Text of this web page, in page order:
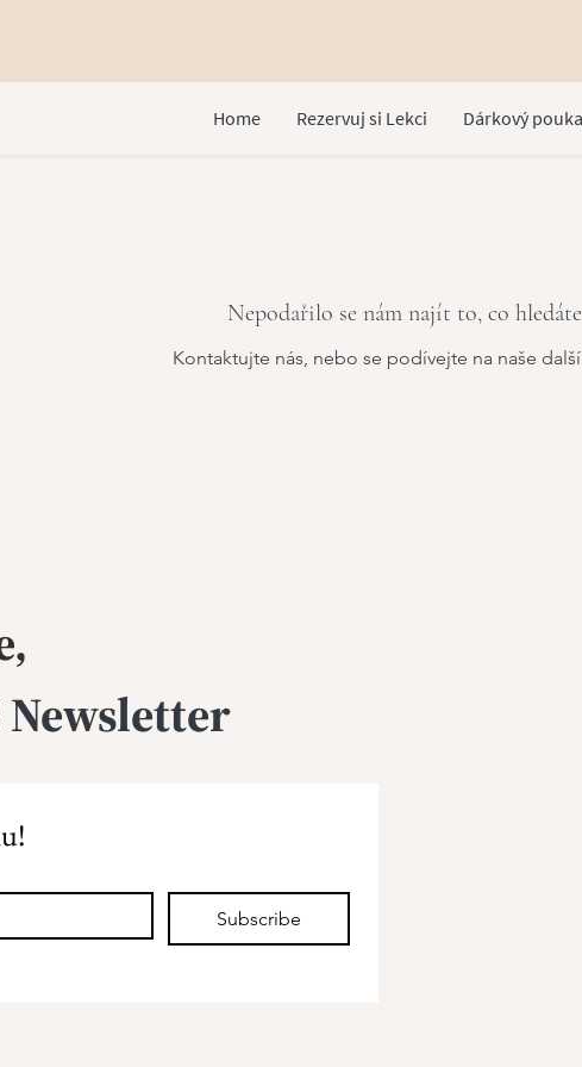
Home Rezervuj si Lekci Dárkový
Nepodařilo se nám najít to, co hledáte
Kontaktujte nás, nebo se podívejte na naše
Newsletter
Subscribe